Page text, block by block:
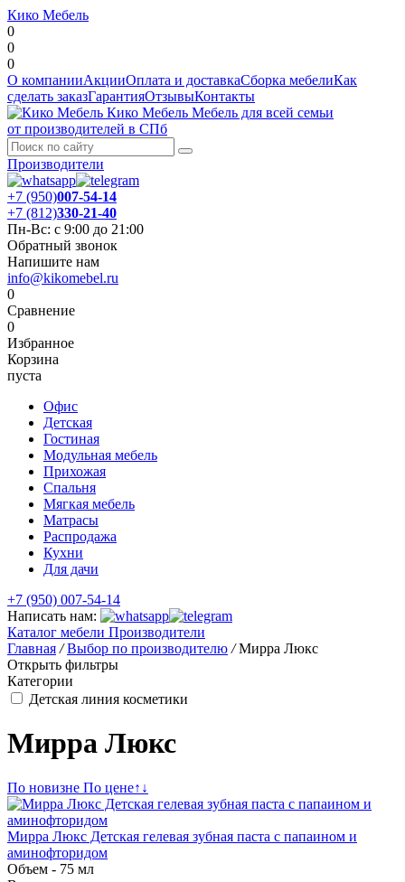
Кико Мебель
0
0
0
О компанииАкцииОплата и доставкаСборка мебелиКак
сделать заказГарантияОтзывыКонтакты
Кико Мебель Мебель для всей семьи
от производителей в СПб
Производители
+7 (950)007-54-14
+7 (812)330-21-40
Пн-Вс: с 9:00 до 21:00
Обратный звонок
Напишите нам
info@kikomebel.ru
0
Сравнение
0
Избранное
Корзина
пуста
Офис
Детская
Гостиная
Модульная мебель
Прихожая
Спальня
Мягкая мебель
Матрасы
Распродажа
Кухни
Для дачи
+7 (950) 007-54-14
Написать нам:
Каталог мебели Производители
Главная / Выбор по производителю / Мирра Люкс
Открыть фильтры
Категории
Детская линия косметики
Мирра Люкс
По новизне По цене↑ ↓
Мирра Люкс Детская гелевая зубная паста с папаином и
аминофторидом
Объем - 75 мл